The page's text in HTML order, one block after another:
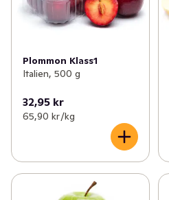
Plommon Klass1
Italien, 500 g
32,95 kr
65,90 kr /kg